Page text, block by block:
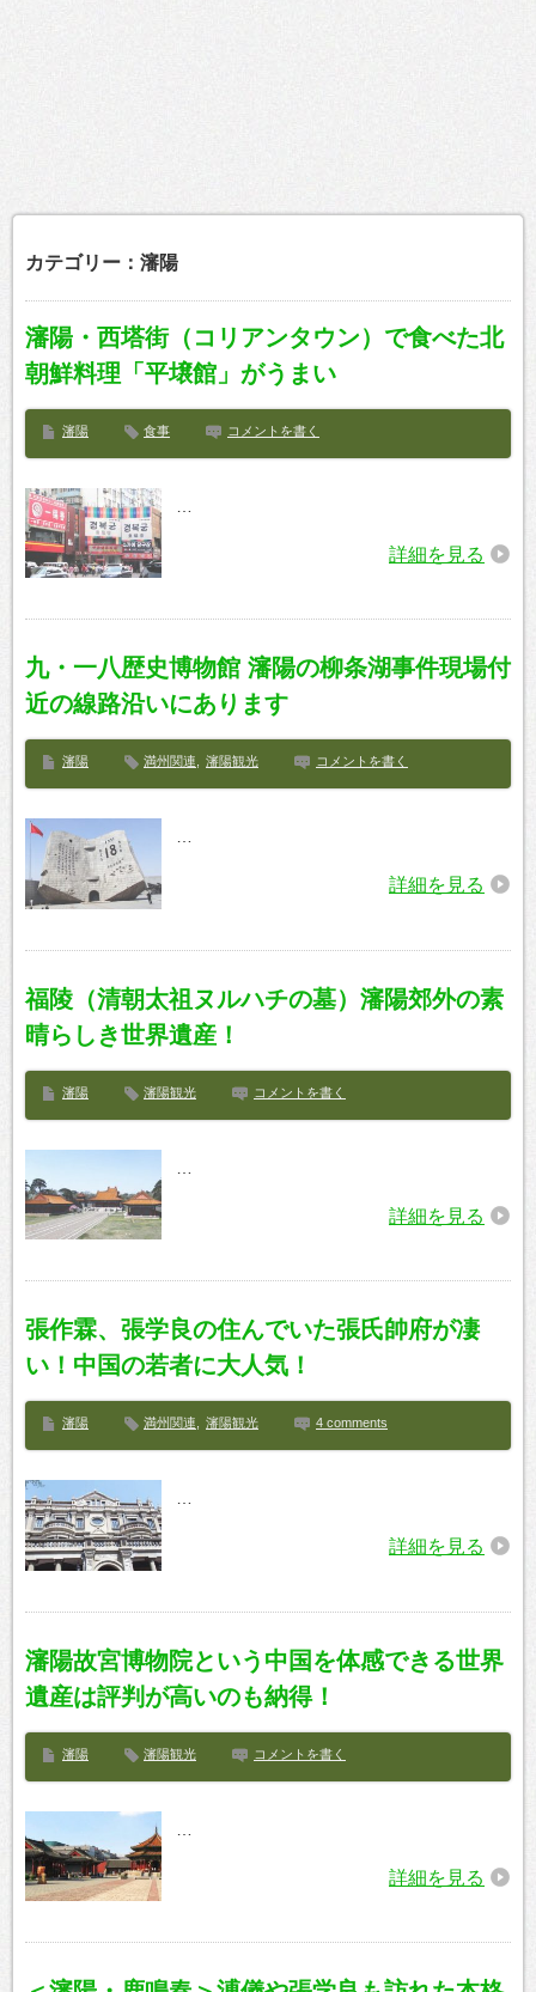
カテゴリー：瀋陽
瀋陽・西塔街（コリアンタウン）で食べた北
朝鮮料理「平壌館」がうまい
瀋陽 食事 コメントを書く
詳細を見る
九・一八歴史博物館 瀋陽の柳条湖事件現場付
近の線路沿いにあります
瀋陽 満州関連, 瀋陽観光 コメントを書く
…
詳細を見る
福陵（清朝太祖ヌルハチの墓）瀋陽郊外の素
晴らしき世界遺産！
瀋陽 瀋陽観光 コメントを書く
詳細を見る
張作霖、張学良の住んでいた張氏帥府が凄
い！中国の若者に大人気！
瀋陽 満州関連 瀋陽観光 4 comments
…
詳細を見る
瀋陽故宮博物院という中国を体感できる世界
遺産は評判が高いのも納得！
瀋陽 瀋陽観光 コメントを書く
詳細を見る